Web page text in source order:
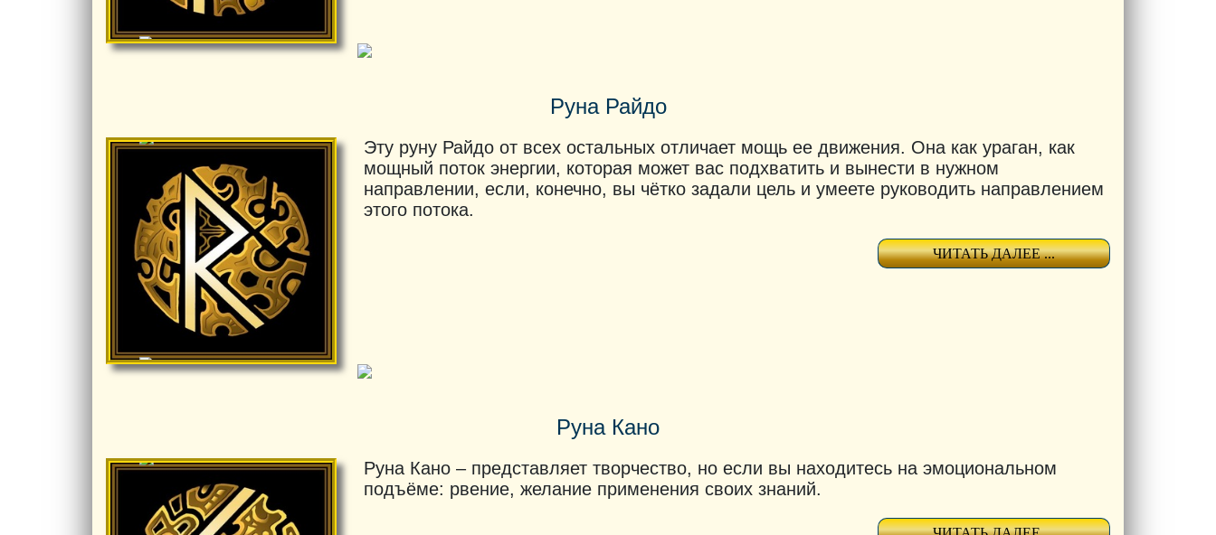
Руна Райдо
Эту руну Райдо от всех остальных отличает мощь ее движения. Она как ураган, как
мощный поток энергии, которая может вас подхватить и вынести в нужном
направлении, если, конечно, вы чётко задали цель и умеете руководить направлением
этого потока.
ЧИТАТЬ ДАЛЕЕ ...
Руна Кано
Руна Кано – представляет творчество, но если вы находитесь на эмоциональном
подъёме: рвение, желание применения своих знаний.